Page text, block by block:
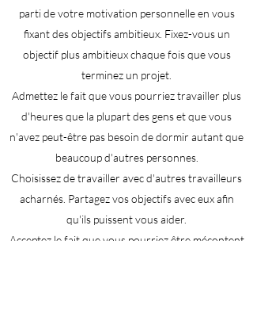
parti de votre motivation personnelle en vous
fixant des objectifs ambitieux. Fixez-vous un
objectif plus ambitieux chaque fois que vous
terminez un projet.
Admettez le fait que vous pourriez travailler plus
d'heures que la plupart des gens et que vous
n'avez peut-être pas besoin de dormir autant que
beaucoup d'autres personnes.
Choisissez de travailler avec d'autres travailleurs
acharnés. Partagez vos objectifs avec eux afin
qu'ils puissent vous aider.
Acceptez le fait que vous pourriez être mécontent